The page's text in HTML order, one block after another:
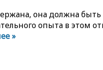
она должна быть
опыта в этом
»